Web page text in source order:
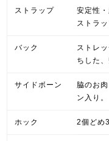
ストラップ
安定性
ストラ
バック
ストレ
ちした
サイドボーン
脇のお
ン入り。
ホック 2個どめ